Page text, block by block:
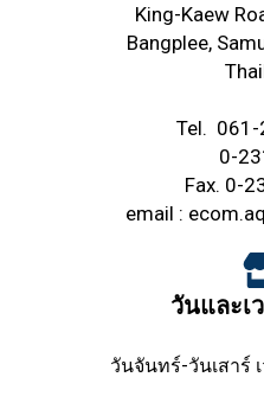
King-Kaew
Bangplee,
Tel.
0-
Fax. 0-
email :
วันและเ
วันจันทร์-วันเสาร์